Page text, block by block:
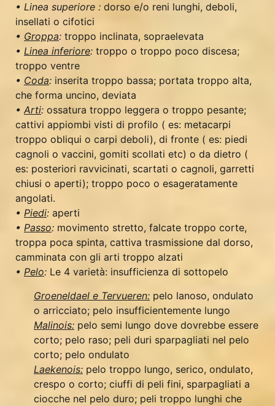
• Linea superiore : dorso e/o reni lunghi, deboli,
insellati o cifotici
• Groppa: troppo inclinata, sopraelevata
• Linea inferiore: troppo o troppo poco discesa;
troppo ventre
• Coda: inserita troppo bassa; portata troppo alta,
che forma uncino, deviata
• Arti: ossatura troppo leggera o troppo pesante;
cattivi appiombi visti di profilo ( es: metacarpi
troppo obliqui o carpi deboli), di fronte ( es: piedi
cagnoli o vaccini, gomiti scollati etc) o da dietro (
es: posteriori ravvicinati, scartati o cagnoli, garretti
chiusi o aperti); troppo poco o esageratamente
angolati.
• Piedi: aperti
• Passo: movimento stretto, falcate troppo corte,
troppa poca spinta, cattiva trasmissione dal dorso,
camminata con gli arti troppo alzati
• Pelo: Le 4 varietà: insufficienza di sottopelo
Groeneldael e Tervueren: pelo lanoso, ondulato
o arricciato; pelo insufficientemente lungo
Malinois: pelo semi lungo dove dovrebbe essere
corto; pelo raso; peli duri sparpagliati nel pelo
corto; pelo ondulato
Laekenois: pelo troppo lungo, serico, ondulato,
crespo o corto; ciuffi di peli fini, sparpagliati a
ciocche nel pelo duro; peli troppo lunghi che